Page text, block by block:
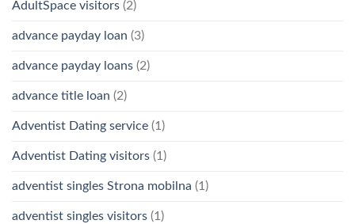
AdultSpace visitors (2)
advance payday loan (3)
advance payday loans (2)
advance title loan (2)
Adventist Dating service (1)
Adventist Dating visitors (1)
adventist singles Strona mobilna (1)
adventist singles visitors (1)